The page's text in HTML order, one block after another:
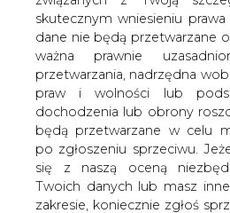
skutecznym wniesieniu
dane nie będą przetwarzane
ważna prawnie
przetwarzania, nadrzędna
praw i wolności lub
dochodzenia lub obrony
będą przetwarzane w celu
po zgłoszeniu sprzeciwu.
się z naszą oceną
Twoich danych lub masz
zakresie, koniecznie zgłoś
Unimot sfinalizował
udziałów w działającej
transportu kolejowego
za 24,2 mln zł - podał
komunikacie.